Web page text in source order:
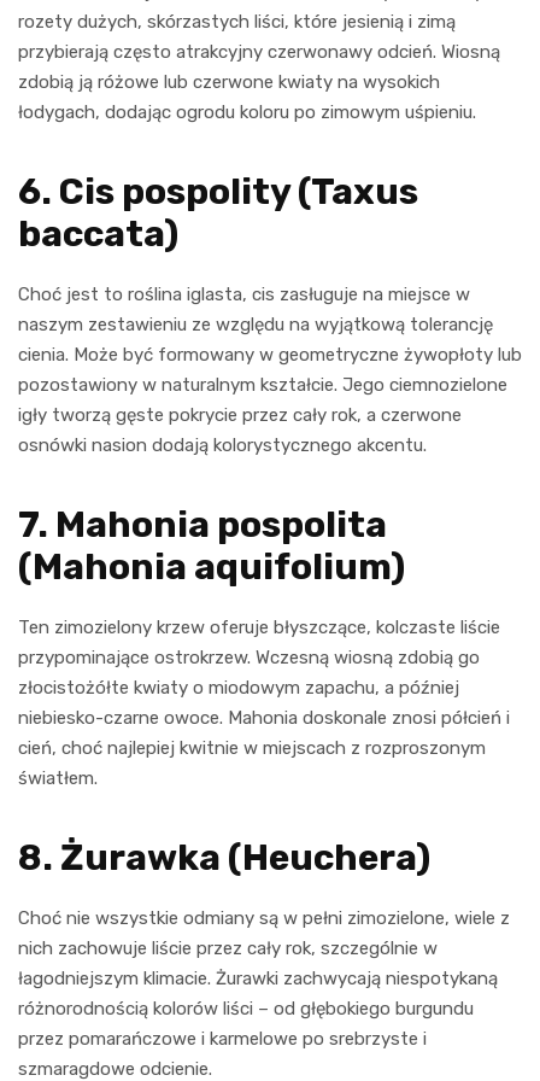
rozety dużych, skórzastych liści, które jesienią i zimą
przybierają często atrakcyjny czerwonawy odcień. Wiosną
zdobią ją różowe lub czerwone kwiaty na wysokich
łodygach, dodając ogrodu koloru po zimowym uśpieniu.
6. Cis pospolity (Taxus
baccata)
Choć jest to roślina iglasta, cis zasługuje na miejsce w
naszym zestawieniu ze względu na wyjątkową tolerancję
cienia. Może być formowany w geometryczne żywopłoty lub
pozostawiony w naturalnym kształcie. Jego ciemnozielone
igły tworzą gęste pokrycie przez cały rok, a czerwone
osnówki nasion dodają kolorystycznego akcentu.
7. Mahonia pospolita
(Mahonia aquifolium)
Ten zimozielony krzew oferuje błyszczące, kolczaste liście
przypominające ostrokrzew. Wczesną wiosną zdobią go
złocistożółte kwiaty o miodowym zapachu, a później
niebiesko-czarne owoce. Mahonia doskonale znosi półcień i
cień, choć najlepiej kwitnie w miejscach z rozproszonym
światłem.
8. Żurawka (Heuchera)
Choć nie wszystkie odmiany są w pełni zimozielone, wiele z
nich zachowuje liście przez cały rok, szczególnie w
łagodniejszym klimacie. Żurawki zachwycają niespotykaną
różnorodnością kolorów liści – od głębokiego burgundu
przez pomarańczowe i karmelowe po srebrzyste i
szmaragdowe odcienie.